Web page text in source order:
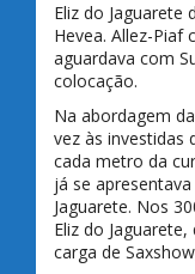
Eliz do
Hevea. Allez-Piaf
aguardava com
colocação.
Na abordagem
vez às investidas
cada metro da
já se
Jaguarete. Nos
Eliz do
carga de